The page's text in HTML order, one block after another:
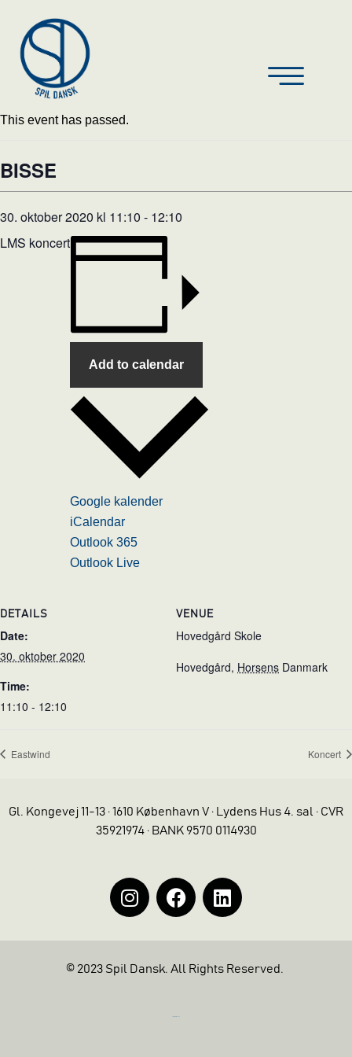
This event has passed.
BISSE
30. oktober 2020 kl 11:10 - 12:10
LMS koncert
Add to calendar
Google kalender
iCalendar
Outlook 365
Outlook Live
DETAILS
Date:
30. oktober 2020
Time:
11:10 - 12:10
VENUE
Hovedgård Skole
Hovedgård, Horsens Danmark
Eastwind Koncert
Gl. Kongevej 11-13 · 1610 København V · Lydens Hus 4. sal · CVR
35921974 · BANK 9570 0114930
© 2023 Spil Dansk. All Rights Reserved.